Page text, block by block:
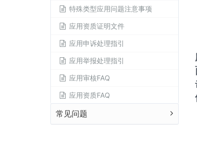
特殊类型应用问题注意事项
应用资质证明文件
应用申诉处理指引
应用举报处理指引
应用审核FAQ
应用资质FAQ
常见问题